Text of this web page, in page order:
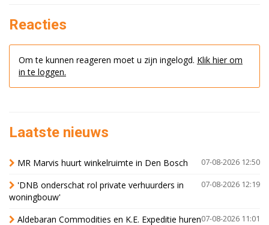
Reacties
Om te kunnen reageren moet u zijn ingelogd. Klik hier om
in te loggen.
Laatste nieuws
07-08-2026 12:50
MR Marvis huurt winkelruimte in Den Bosch
07-08-2026 12:19
'DNB onderschat rol private verhuurders in
woningbouw'
07-08-2026 11:01
Aldebaran Commodities en K.E. Expeditie huren